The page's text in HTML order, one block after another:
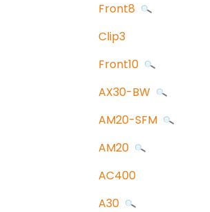
Front8
Clip3
Front10
AX30-BW
AM20-SFM
AM20
AC400
A30